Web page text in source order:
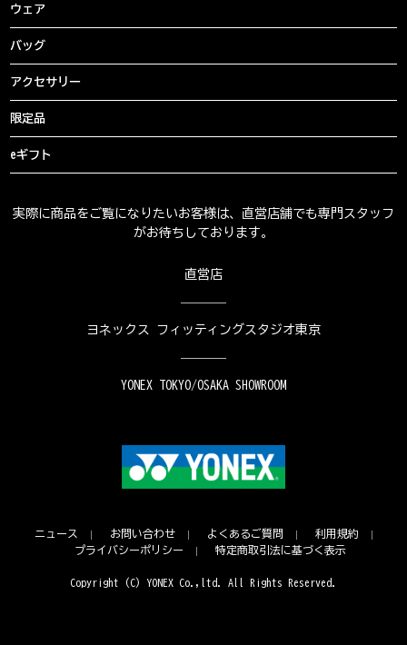
ウェア
バッグ
アクセサリー
限定品
eギフト
実際に商品をご覧になりたいお客様は、直営店舗でも専門スタッフ
がお待ちしております。
直営店
ヨネックス フィッティングスタジオ東京
YONEX TOKYO/OSAKA SHOWROOM
ニュース お問い合わせ よくあるご質問
利用規約
プライバシーポリシー
特定商取引法に基づく表示
Copyright (C) YONEX Co.,ltd. All Rights Reserved.